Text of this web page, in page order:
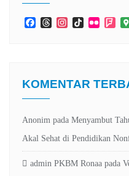
FacebookThreadsInstagramTikTokFlickr
KOMENTAR
Anonim pada Menyambut
Akal Sehat di Pendidikan
admin PKBM Ronaa pada